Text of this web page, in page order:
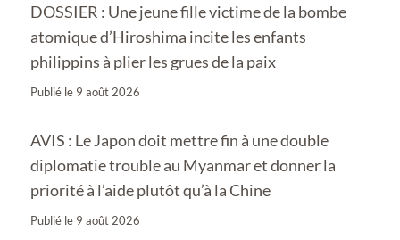
DOSSIER : Une jeune fille victime de la bombe
atomique d’Hiroshima incite les enfants
philippins à plier les grues de la paix
Publié le 9 août 2026
AVIS : Le Japon doit mettre fin à une double
diplomatie trouble au Myanmar et donner la
priorité à l’aide plutôt qu’à la Chine
Publié le 9 août 2026